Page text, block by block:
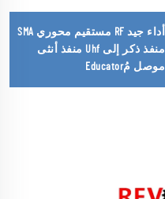
أداء جيد RF مستقيم محوري SMA
منفذ ذكر إلى Uhf منفذ أنثى
موصل مُEducator